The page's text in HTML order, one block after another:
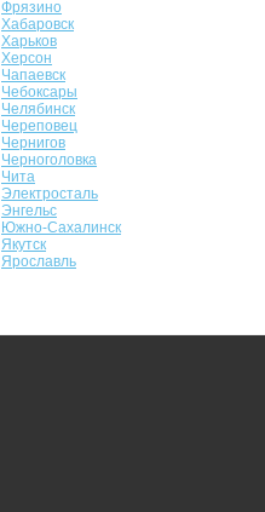
Фрязино
Хабаровск
Харьков
Херсон
Чапаевск
Чебоксары
Челябинск
Череповец
Чернигов
Черноголовка
Чита
Электросталь
Энгельс
Южно-Сахалинск
Якутск
Ярославль